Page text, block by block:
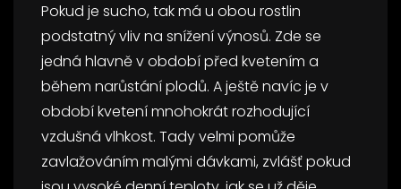
Pokud je sucho, tak má u obou rostlin
podstatný vliv na snížení výnosů. Zde se
jedná hlavně v období před kvetením a
během narůstání plodů. A ještě navíc je v
období kvetení mnohokrát rozhodující
vzdušná vlhkost. Tady velmi pomůže
zavlažováním malými dávkami, zvlášť pokud